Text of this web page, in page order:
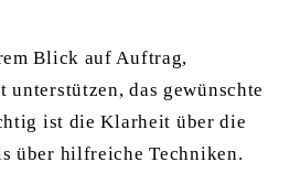
Blick auf Auftrag,
das gewünschte
ist die Klarheit über die
über hilfreiche Techniken.